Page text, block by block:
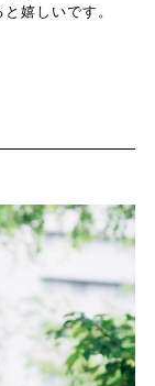
嬉しいです。